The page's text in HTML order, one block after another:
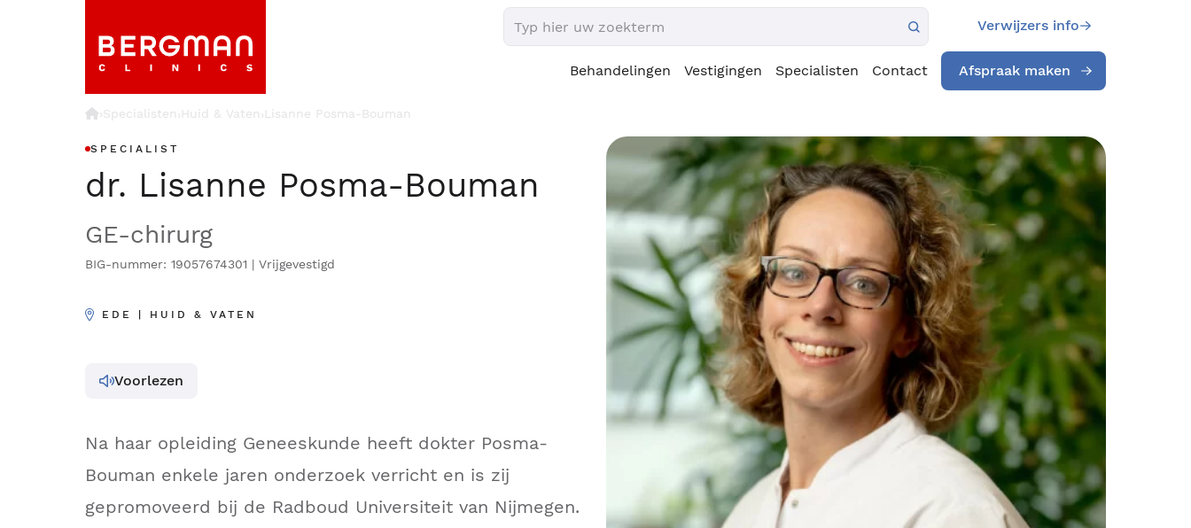
Verwijzers info
Behandelingen Vestigingen Specialisten Contact Afspraak maken
›Specialisten›Huid & Vaten› Lisanne Posma-Bouman
SPECIALIST
dr. Lisanne Posma-Bouman
GE-chirurg
BIG-nummer: 19057674301 | Vrijgevestigd
EDE | HUID & VATEN
Voorlezen
Na haar opleiding Geneeskunde heeft dokter Posma-
Bouman enkele jaren onderzoek verricht en is zij
gepromoveerd bij de Radboud Universiteit van Nijmegen.